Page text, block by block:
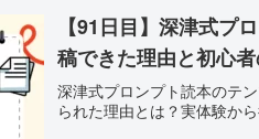
【91日目】深津式プ
稿できた理由と初心
深津式プロンプト読本のテ
られた理由とは？実体験か